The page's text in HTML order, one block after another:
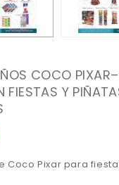
COCO PIXAR–
FIESTAS Y
Coco Pixar para